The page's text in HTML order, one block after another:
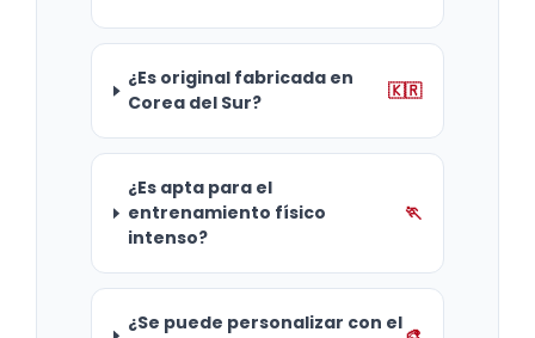
¿Es original fabricada en
Corea del Sur?
🇰🇷
¿Es apta para el
entrenamiento físico
intenso?
🏃
¿Se puede personalizar con el